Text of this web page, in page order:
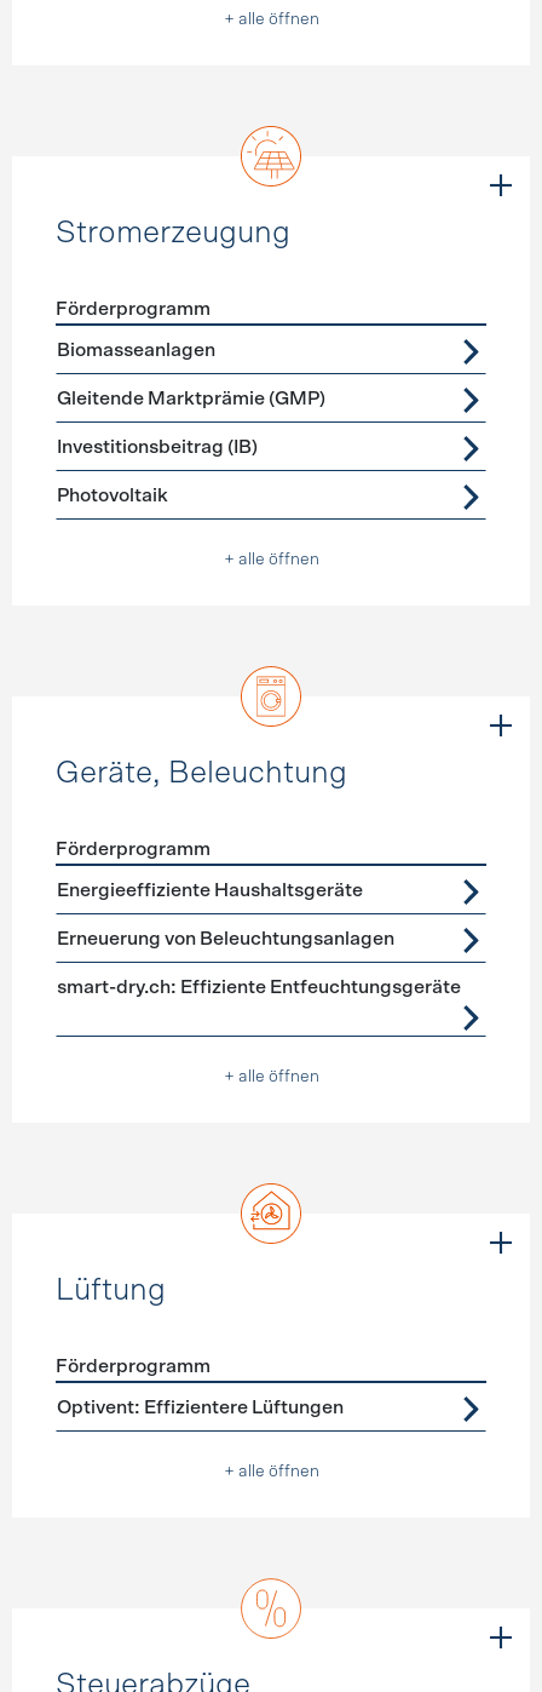
+ alle öffnen
Stromerzeugung
Förderprogramme
Förderprogramm
Biomasseanlagen
Gleitende Marktprämie (GMP)
Investitionsbeitrag (IB)
Photovoltaik
+ alle öffnen
Geräte, Beleuchtung
Förderprogramme Geräte, Beleuchtung
Förderprogramm
Energieeffiziente Haushaltsgeräte
Erneuerung von Beleuchtungsanlagen
smart-dry.ch: Effiziente Entfeuchtungsgeräte
+ alle öffnen
Lüftung
Förderprogramme Lüftung
Förderprogramm
Optivent: Effizientere Lüftungen
+ alle öffnen
Steuerabzüge